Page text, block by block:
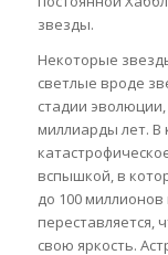
звезды.
Некоторые
светлые вроде
стадии
миллиарды лет. В
вспышкой, в
до 100 миллионов
переставляется,
свою яркость.